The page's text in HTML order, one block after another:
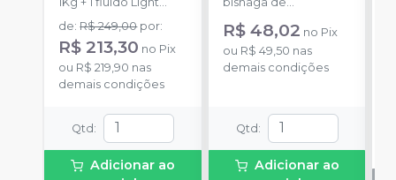
Body 120g + 1
catalisador 60ml.
de:R$ 249,00 por:
R$ 213,30 no Pix
ou R$ 219,90 nas
demais condições
Qtd :
Adicionar ao
catalisador com 50g.
R$ 48,02 no Pix
ou R$ 49,50 nas
demais condições
Qtd :
Adicionar ao